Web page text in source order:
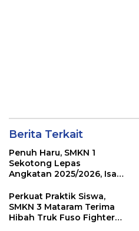
Berita Terkait
Penuh Haru, SMKN 1
Sekotong Lepas
Angkatan 2025/2026, Isak
Kelulusan
Perkuat Praktik Siswa,
SMKN 3 Mataram Terima
Hibah Truk Fuso Fighter